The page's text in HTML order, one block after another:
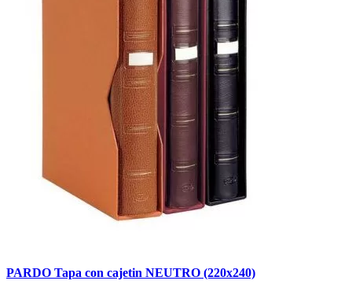
PARDO Tapa con cajetin NEUTRO (220x240)